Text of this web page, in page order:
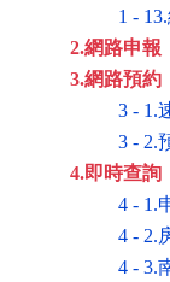
1 -
2.網路申報
3.網路預約
3 - 1.
3 - 2.
4.即時查詢
4 - 1.
4 - 2.
4 - 3.